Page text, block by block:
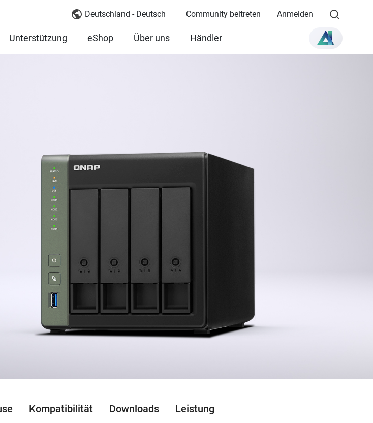
Deutschland - Deutsch Community beitreten Anmelden
Unterstützung eShop Über uns Händler
Kompatibilität Downloads Leistung